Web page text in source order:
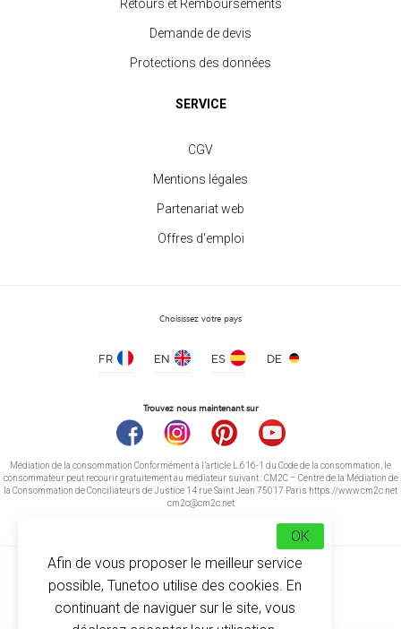
Retours et Remboursements
Demande de devis
Protections des données
SERVICE
CGV
Mentions légales
Partenariat web
Offres d'emploi
Choisissez votre pays
FR EN ES DE
Trouvez nous maintenant sur
Médiation de la consommation Conformément à l’article L.616-1 du Code de la consommation, le
consommateur peut recourir gratuitement au médiateur suivant : CM2C – Centre de la Médiation de
la Consommation de Conciliateurs de Justice 14 rue Saint Jean 75017 Paris https://www.cm2c.net
cm2c@cm2c.net
Afin de vous proposer le meilleur service
possible, Tunetoo utilise des cookies. En
continuant de naviguer sur le site, vous
OK